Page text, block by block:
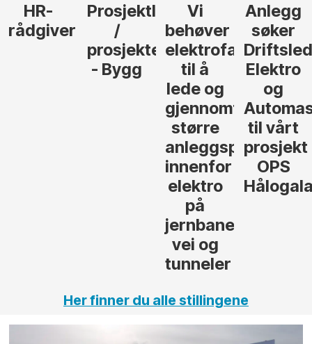
Prosjektleder
/
prosjekteringsleder
Vi
behøver
elektrofagfolk
til å
gjennomføre
anleggsprosjekter
Anlegg
søker
Driftsleder
Elektro
og
Automasjon
til vårt
prosjekt
OPS
Senior
- Asker
Her finner du alle stillingene